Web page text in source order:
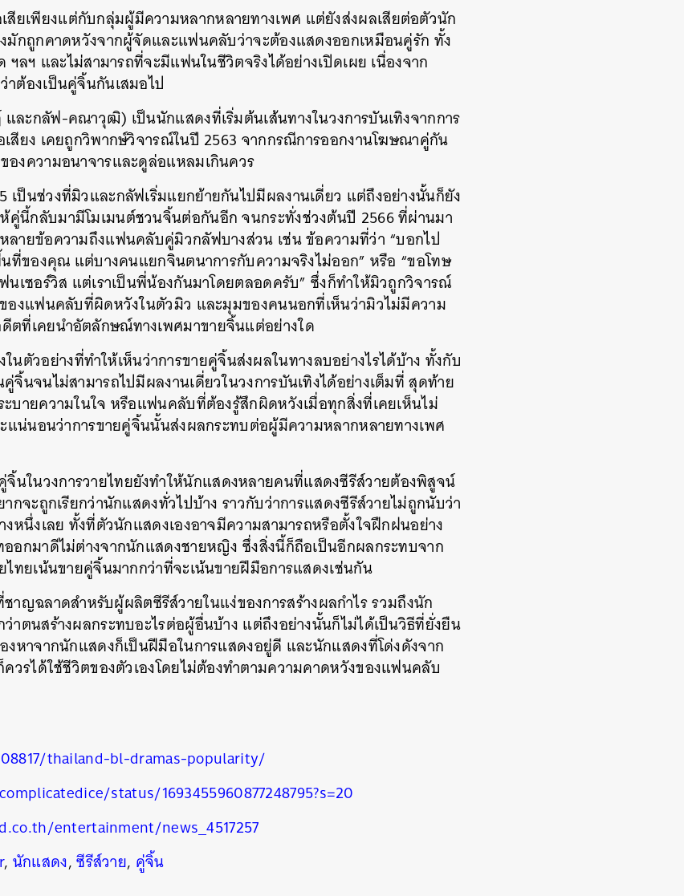
สียเพียงแต่กับกลุ่มผู้มีความหลากหลายทางเพศ แต่ยังส่งผลเสียต่อตัวนัก
มักถูกคาดหวังจากผู้จัดและแฟนคลับว่าจะต้องแสดงออกเหมือนคู่รัก ทั้ง
ลฯ และไม่สามารถที่จะมีแฟนในชีวิตจริงได้อย่างเปิดเผย เนื่องจาก
ต้องเป็นคู่จิ้นกันเสมอไป
ละกลัฟ-คณาวุฒิ) เป็นนักแสดงที่เริ่มต้นเส้นทางในวงการบันเทิงจากการ
สียง เคยถูกวิพากษ์วิจารณ์ในปี 2563 จากกรณีการออกงานโฆษณาคู่กัน
องความอนาจารและดูล่อแหลมเกินควร
เป็นช่วงที่มิวและกลัฟเริ่มแยกย้ายกันไปมีผลงานเดี่ยว แต่ถึงอย่างนั้นก็ยัง
นี้กลับมามีโมเมนต์ชวนจิ้นต่อกันอีก จนกระทั่งช่วงต้นปี 2566 ที่ผ่านมา
ายข้อความถึงแฟนคลับคู่มิวกลัฟบางส่วน เช่น ข้อความที่ว่า “บอกไป
ที่ของคุณ แต่บางคนแยกจินตนาการกับความจริงไม่ออก” หรือ “ขอโทษ
นเซอร์วิส แต่เราเป็นพี่น้องกันมาโดยตลอดครับ” ซึ่งก็ทำให้มิวถูกวิจารณ์
องแฟนคลับที่ผิดหวังในตัวมิว และมุมของคนนอกที่เห็นว่ามิวไม่มีความ
ตที่เคยนำอัตลักษณ์ทางเพศมาขายจิ้นแต่อย่างใด
นตัวอย่างที่ทำให้เห็นว่าการขายคู่จิ้นส่งผลในทางลบอย่างไรได้บ้าง ทั้งกับ
นจนไม่สามารถไปมีผลงานเดี่ยวในวงการบันเทิงได้อย่างเต็มที่ สุดท้าย
บายความในใจ หรือแฟนคลับที่ต้องรู้สึกผิดหวังเมื่อทุกสิ่งที่เคยเห็นไม่
แน่นอนว่าการขายคู่จิ้นนั้นส่งผลกระทบต่อผู้มีความหลากหลายทางเพศ
จิ้นในวงการวายไทยยังทำให้นักแสดงหลายคนที่แสดงซีรีส์วายต้องพิสูจน์
กจะถูกเรียกว่านักแสดงทั่วไปบ้าง ราวกับว่าการแสดงซีรีส์วายไม่ถูกนับว่า
หนึ่งเลย ทั้งที่ตัวนักแสดงเองอาจมีความสามารถหรือตั้งใจฝึกฝนอย่าง
อกมาดีไม่ต่างจากนักแสดงชายหญิง ซึ่งสิ่งนี้ก็ถือเป็นอีกผลกระทบจาก
ไทยเน้นขายคู่จิ้นมากกว่าที่จะเน้นขายฝีมือการแสดงเช่นกัน
าญฉลาดสำหรับผู้ผลิตซีรีส์วายในแง่ของการสร้างผลกำไร รวมถึงนัก
าตนสร้างผลกระทบอะไรต่อผู้อื่นบ้าง แต่ถึงอย่างนั้นก็ไม่ได้เป็นวิธีที่ยั่งยืน
หาจากนักแสดงก็เป็นฝีมือในการแสดงอยู่ดี และนักแสดงที่โด่งดังจาก
วรได้ใช้ชีวิตของตัวเองโดยไม่ต้องทำตามความคาดหวังของแฟนคลับ
thailand-bl-dramas-popularity/
status/1693455960877248795?s=20
entertainment/news_4517257
, นักแสดง,ซีรีส์วาย, คู่จิ้น
SHARE TWEET LINE EMAIL